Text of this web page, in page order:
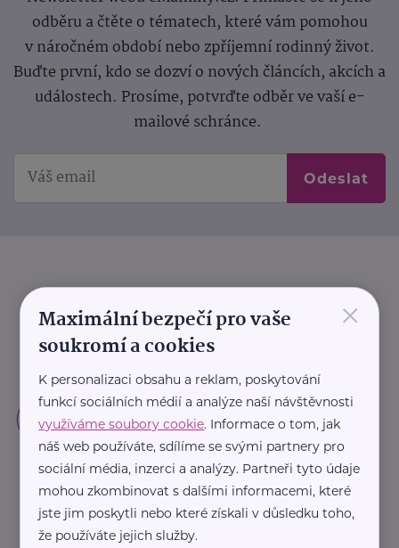
odběru a čtěte o tématech, které vám pomohou
v náročném období nebo zpříjemní rodinný život.
Buďte první, kdo se dozví o nových článcích, akcích a
událostech. Prosíme, potvrďte odběr ve vaší e-
mailové schránce.
Odeslat
×
Maximální bezpečí pro vaše
soukromí a cookies
K personalizaci obsahu a reklam, poskytování
funkcí sociálních médií a analýze naší návštěvnosti
využíváme soubory cookie. Informace o tom, jak
náš web používáte, sdílíme se svými partnery pro
sociální média, inzerci a analýzy. Partneři tyto údaje
mohou zkombinovat s dalšími informacemi, které
jste jim poskytli nebo které získali v důsledku toho,
že používáte jejich služby.